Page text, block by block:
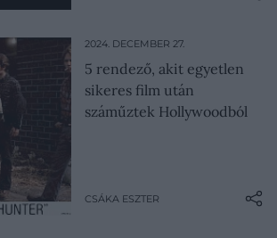
2024. DECEMBER 27.
5 rendező, akit egyetlen
sikeres film után
száműztek Hollywoodból
CSÁKA ESZTER